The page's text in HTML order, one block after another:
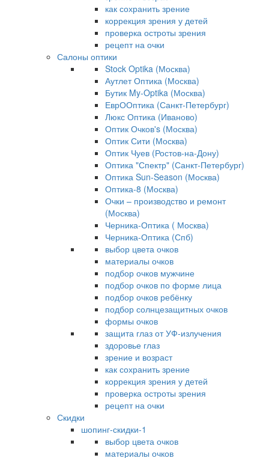
как сохранить зрение
коррекция зрения у детей
проверка остроты зрения
рецепт на очки
Салоны оптики
Stock Optika (Москва)
Аутлет Оптика (Москва)
Бутик My-Optika (Москва)
ЕврООптика (Санкт-Петербург)
Люкс Оптика (Иваново)
Оптик Очков's (Москва)
Оптик Сити (Москва)
Оптик Чуев (Ростов-на-Дону)
Оптика "Спектр" (Санкт-Петербург)
Оптика Sun-Season (Москва)
Оптика-8 (Москва)
Очки – производство и ремонт
(Москва)
Черника-Оптика ( Москва)
Черника-Оптика (Спб)
выбор цвета очков
материалы очков
подбор очков мужчине
подбор очков по форме лица
подбор очков ребёнку
подбор солнцезащитных очков
формы очков
защита глаз от УФ-излучения
здоровье глаз
зрение и возраст
как сохранить зрение
коррекция зрения у детей
проверка остроты зрения
рецепт на очки
Скидки
шопинг-скидки-1
выбор цвета очков
материалы очков